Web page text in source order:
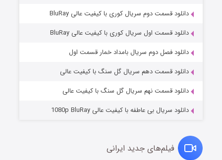
مردگان متحرک: شهر مرده ۳
قسمت۲ (زیرنویس) منتشر شد
دانلود قسمت دوم سریال کوری با کیفیت عالی BluRay
دانلود قسمت اول سریال کوری با کیفیت عالی BluRay
دانلود فصل دوم سریال بامداد خمار قسمت اول
دانلود قسمت دهم سریال گل سنگ با کیفیت عالی
دانلود قسمت نهم سریال گل سنگ با کیفیت عالی
دانلود سریال بی عاطفه با کیفیت عالی 1080p BluRay
فیلم‌های جدید ایرانی